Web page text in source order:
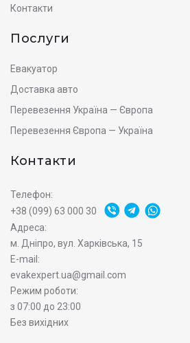
Контакти
Послуги
Евакуатор
Доставка авто
Перевезення Україна — Європа
Перевезення Європа — Україна
Контакти
Телефон:
+38 (099) 63 000 30
Адреса:
м. Дніпро, вул. Харківська, 15
E-mail:
evakexpert.ua@gmail.com
Режим роботи:
з 07:00 до 23:00
Без вихідних